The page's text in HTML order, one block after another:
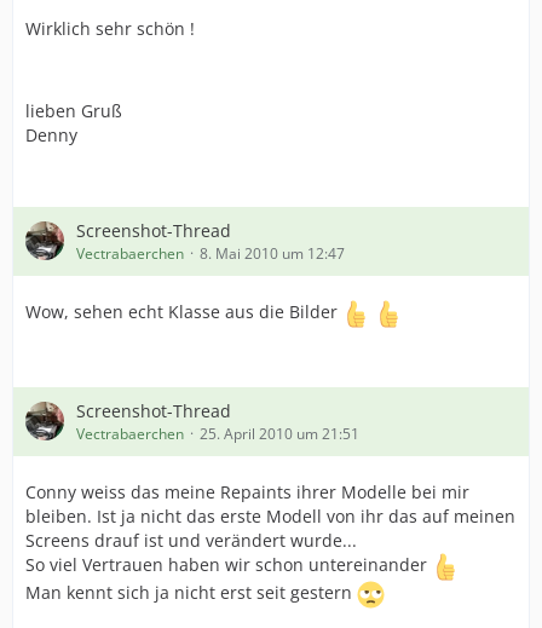
Wirklich sehr schön !
lieben Gruß
Denny
Screenshot-Thread
Vectrabaerchen 8. Mai 2010 um 12:47
Wow, sehen echt Klasse aus die Bilder
Screenshot-Thread
Vectrabaerchen 25. April 2010 um 21:51
Conny weiss das meine Repaints ihrer Modelle bei mir
bleiben. Ist ja nicht das erste Modell von ihr das auf meinen
Screens drauf ist und verändert wurde...
So viel Vertrauen haben wir schon untereinander
Man kennt sich ja nicht erst seit gestern